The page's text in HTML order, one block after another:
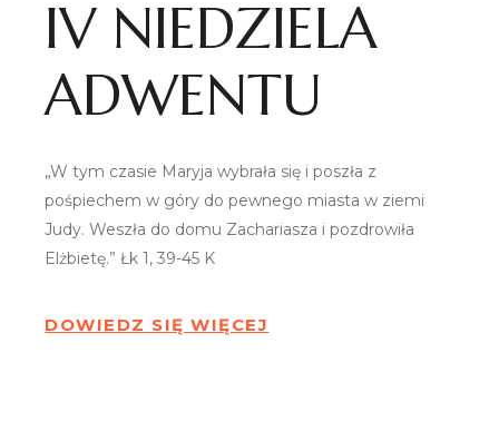
IV NIEDZIELA
ADWENTU
„W tym czasie Maryja wybrała się i poszła z
pośpiechem w góry do pewnego miasta w ziemi
Judy. Weszła do domu Zachariasza i pozdrowiła
Elżbietę.” Łk 1, 39-45 K
DOWIEDZ SIĘ WIĘCEJ